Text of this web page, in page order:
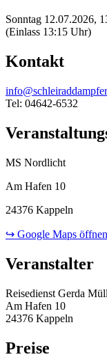
Sonntag 12.07.2026,
(Einlass 13:15 Uhr)
Kontakt
Tel: 04642-6532
MS Nordlicht
Am Hafen 10
24376 Kappeln
↪ Google Maps öffnen
Veranstalter
Reisedienst Gerda
Am Hafen 10
24376 Kappeln
Preise